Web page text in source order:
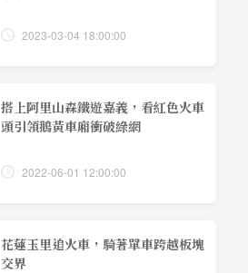
2023-03-04 18:00:00
搭上阿里山森鐵遊嘉義，看紅色火車
頭引領鵝黃車廂衝破綠網
2022-06-01 12:00:00
花蓮玉里追火車，騎著單車跨越板塊
交界